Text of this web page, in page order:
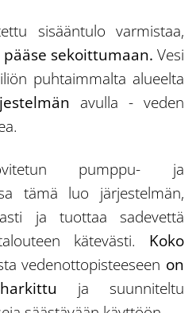
sisääntulo varmistaa,
sekoittumaan. Vesi
puhtaimmalta alueelta
avulla - veden
pumppu- ja
tämä luo järjestelmän,
ja tuottaa sadevettä
kätevästi. Koko
vedenottopisteeseen on
ja suunniteltu